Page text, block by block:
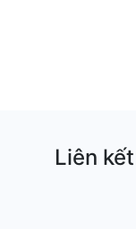
Liên kết